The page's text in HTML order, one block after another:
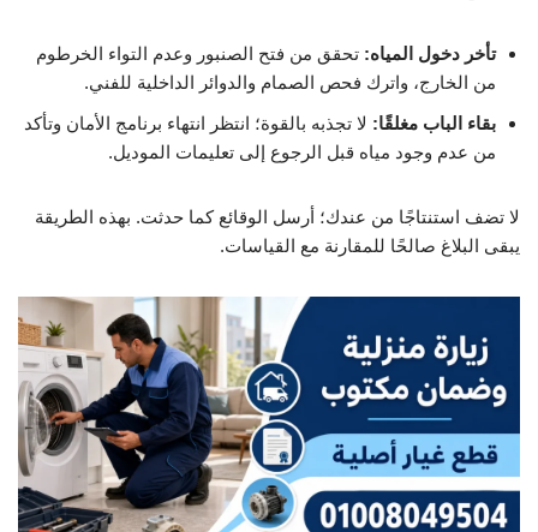
تأخر دخول المياه: تحقق من فتح الصنبور وعدم التواء الخرطوم
من الخارج، واترك فحص الصمام والدوائر الداخلية للفني.
بقاء الباب مغلقًا: لا تجذبه بالقوة؛ انتظر انتهاء برنامج الأمان وتأكد
من عدم وجود مياه قبل الرجوع إلى تعليمات الموديل.
لا تضف استنتاجًا من عندك؛ أرسل الوقائع كما حدثت. بهذه الطريقة
يبقى البلاغ صالحًا للمقارنة مع القياسات.